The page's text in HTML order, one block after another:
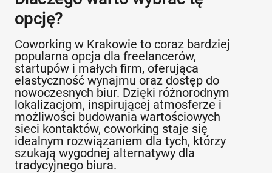
opcję?
Coworking w Krakowie to coraz bardziej
popularna opcja dla freelancerów,
startupów i małych firm, oferująca
elastyczność wynajmu oraz dostęp do
nowoczesnych biur. Dzięki różnorodnym
lokalizacjom, inspirującej atmosferze i
możliwości budowania wartościowych
sieci kontaktów, coworking staje się
idealnym rozwiązaniem dla tych, którzy
szukają wygodnej alternatywy dla
tradycyjnego biura.